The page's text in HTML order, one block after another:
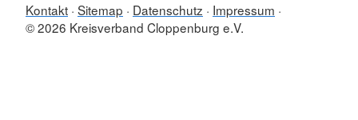
Kontakt Sitemap Datenschutz
Impressum
© 2026 Kreisverband Cloppenburg e.V.